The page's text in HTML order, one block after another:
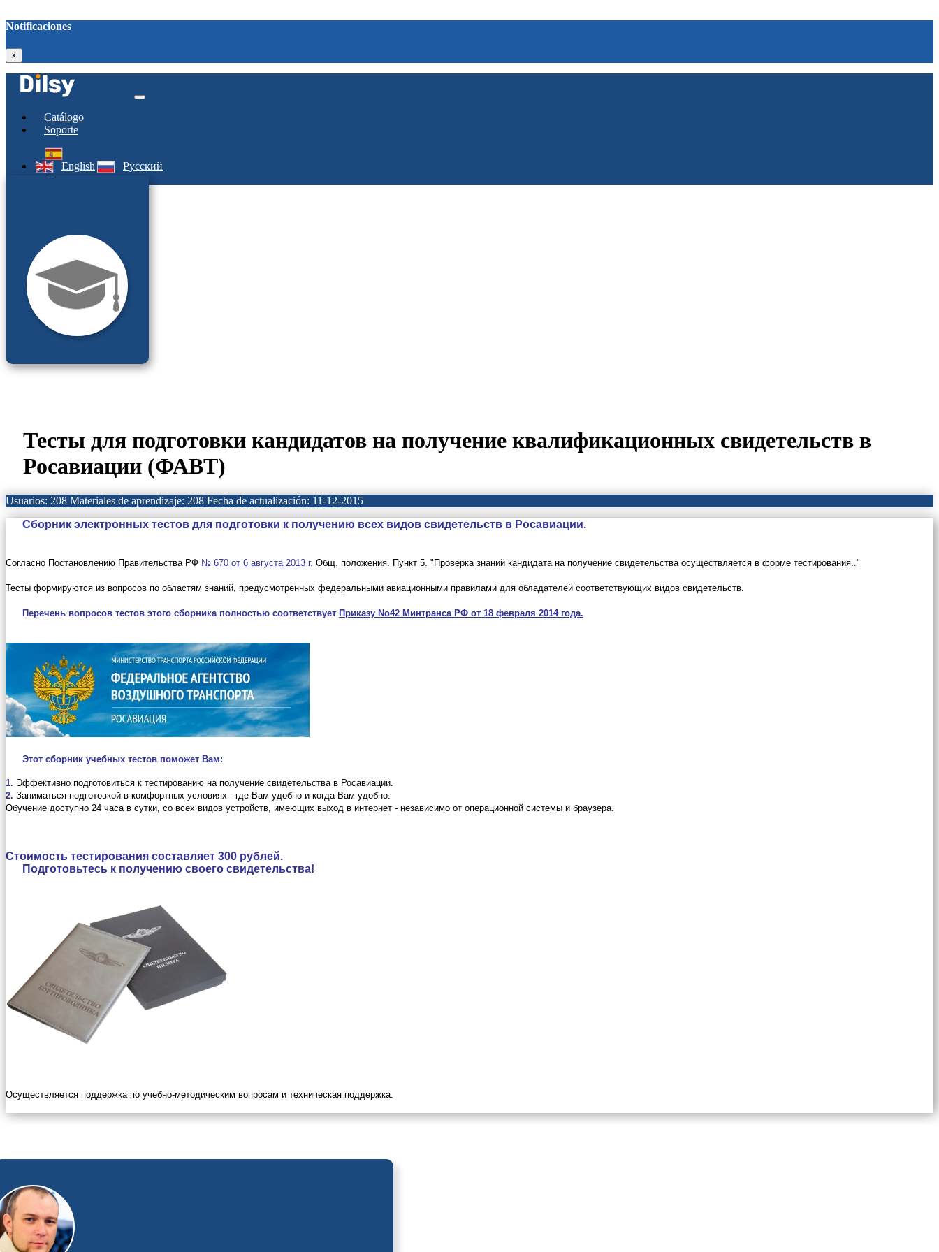
Notificaciones
×
Catálogo
Soporte
English
Русский
Entrar
Тесты для подготовки кандидатов на получение квалификационных свидетельств в
Росавиации (ФАВТ)
Usuarios: 208 Materiales de aprendizaje: 208 Fecha de actualización: 11-12-2015
Сборник электронных тестов для подготовки к получению всех видов свидетельств в Росавиации.
Согласно Постановлению Правительства РФ № 670 от 6 августа 2013 г. Общ. положения. Пункт 5. "Проверка знаний кандидата на получение свидетельства осуществляется в форме тестирования.."
Тесты формируются из вопросов по областям знаний, предусмотренных федеральными авиационными правилами для обладателей соответствующих видов свидетельств.
Перечень вопросов тестов этого сборника полностью соответствует Приказу No42 Минтранса РФ от 18 февраля 2014 года.
Этот сборник учебных тестов поможет Вам:
1. Эффективно подготовиться к тестированию на получение свидетельства в Росавиации.
2. Заниматься подготовкой в комфортных условиях - где Вам удобно и когда Вам удобно.
Обучение доступно 24 часа в сутки, со всех видов устройств, имеющих выход в интернет - независимо от операционной системы и браузера.
Стоимость тестирования составляет 300 рублей.
Подготовьтесь к получению своего свидетельства!
Осуществляется поддержка по учебно-методическим вопросам и техническая поддержка.